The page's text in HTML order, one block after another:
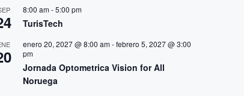
8:00 am-5:00 pm
TurisTech
enero 20, 2027 @ 8:00 am-febrero 5, 2027 @ 3:00
pm
Jornada Optometrica Vision for All
Noruega